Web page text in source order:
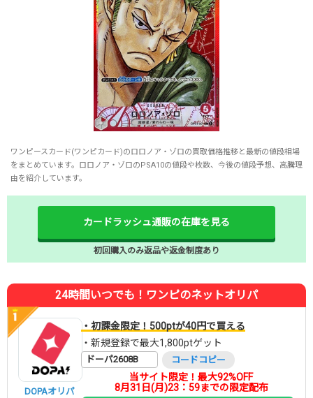
ワンピースカード(ワンピカード)のロロノア・ゾロの買取価格推移と最新の値段相場
をまとめています。ロロノア・ゾロのPSA10の値段や枚数、今後の値段予想、高騰理
由を紹介しています。
カードラッシュ通販の在庫を見る
初回購入のみ返品や返金制度あり
24時間いつでも！ワンピのネットオリパ
DOPAオリパ
・初課金限定！500ptが40円で買える
・新規登録で最大1,800ptゲット
ドーパ2608B コードコピー
当サイト限定！最大92%OFF
8月31日(月)23：59までの限定配布